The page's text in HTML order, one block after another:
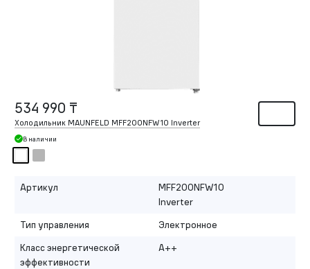
534 990 ₸
Холодильник MAUNFELD MFF200NFW10 Inverter
В наличии
Артикул
MFF200NFW10
Inverter
Тип управления
Электронное
Класс энергетической
эффективности
A++